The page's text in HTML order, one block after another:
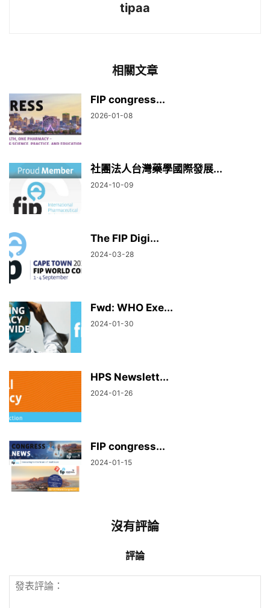
tipaa
相關文章
FIP congress...
2026-01-08
社團法人台灣藥學國際發展...
2024-10-09
The FIP Digi...
2024-03-28
Fwd: WHO Exe...
2024-01-30
HPS Newslett...
2024-01-26
FIP congress...
2024-01-15
沒有評論
評論